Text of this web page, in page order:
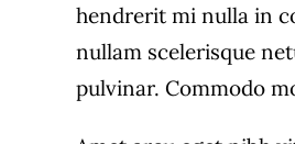
hendrerit mi nulla in
nullam scelerisque
pulvinar. Commodo